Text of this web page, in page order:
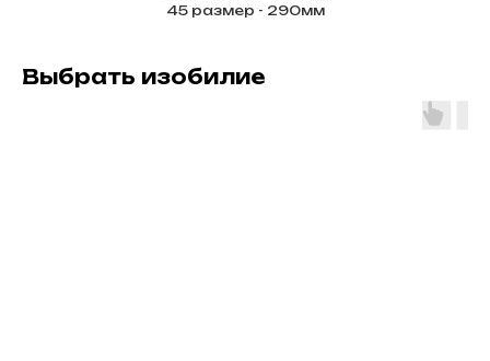
45 размер - 290мм
Выбрать изобилие